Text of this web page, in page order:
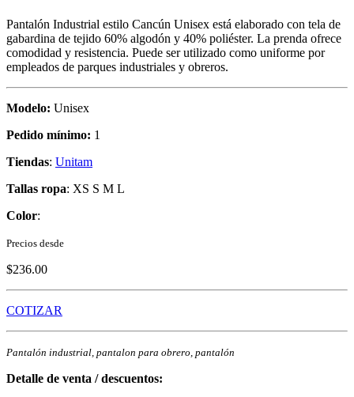
Pantalón Industrial estilo Cancún Unisex está elaborado con tela de
gabardina de tejido 60% algodón y 40% poliéster. La prenda ofrece
comodidad y resistencia. Puede ser utilizado como uniforme por
empleados de parques industriales y obreros.
Modelo: Unisex
Pedido mínimo: 1
Tiendas: Unitam
Tallas ropa: XS S M L
Color:
Precios desde
$236.00
COTIZAR
Pantalón industrial, pantalon para obrero, pantalón
Detalle de venta / descuentos: